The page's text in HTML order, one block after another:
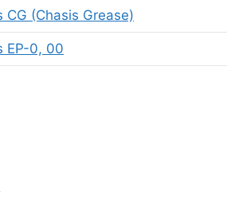
CG (Chasis Grease)
EP-0, 00